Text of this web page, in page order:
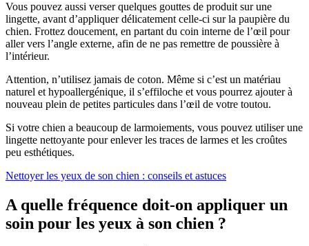
Vous pouvez aussi verser quelques gouttes de produit sur une
lingette, avant d’appliquer délicatement celle-ci sur la paupière du
chien. Frottez doucement, en partant du coin interne de l’œil pour
aller vers l’angle externe, afin de ne pas remettre de poussière à
l’intérieur.
Attention, n’utilisez jamais de coton. Même si c’est un matériau
naturel et hypoallergénique, il s’effiloche et vous pourrez ajouter à
nouveau plein de petites particules dans l’œil de votre toutou.
Si votre chien a beaucoup de larmoiements, vous pouvez utiliser une
lingette nettoyante pour enlever les traces de larmes et les croûtes
peu esthétiques.
Nettoyer les yeux de son chien : conseils et astuces
A quelle fréquence doit-on appliquer un
soin pour les yeux à son chien ?